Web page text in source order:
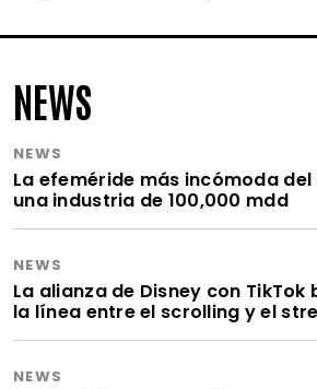
NEWS
NEWS
La efeméride más incómoda
una industria de 100,000 mdd
NEWS
La alianza de Disney con
la línea entre el scrolling y el
NEWS